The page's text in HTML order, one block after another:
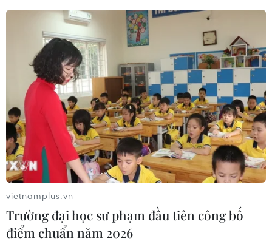
TIN LIÊN QUAN
vietnamplus.vn
Trường đại học sư phạm đầu tiên công bố
điểm chuẩn năm 2026